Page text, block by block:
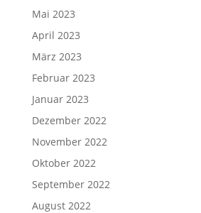
Mai 2023
April 2023
März 2023
Februar 2023
Januar 2023
Dezember 2022
November 2022
Oktober 2022
September 2022
August 2022